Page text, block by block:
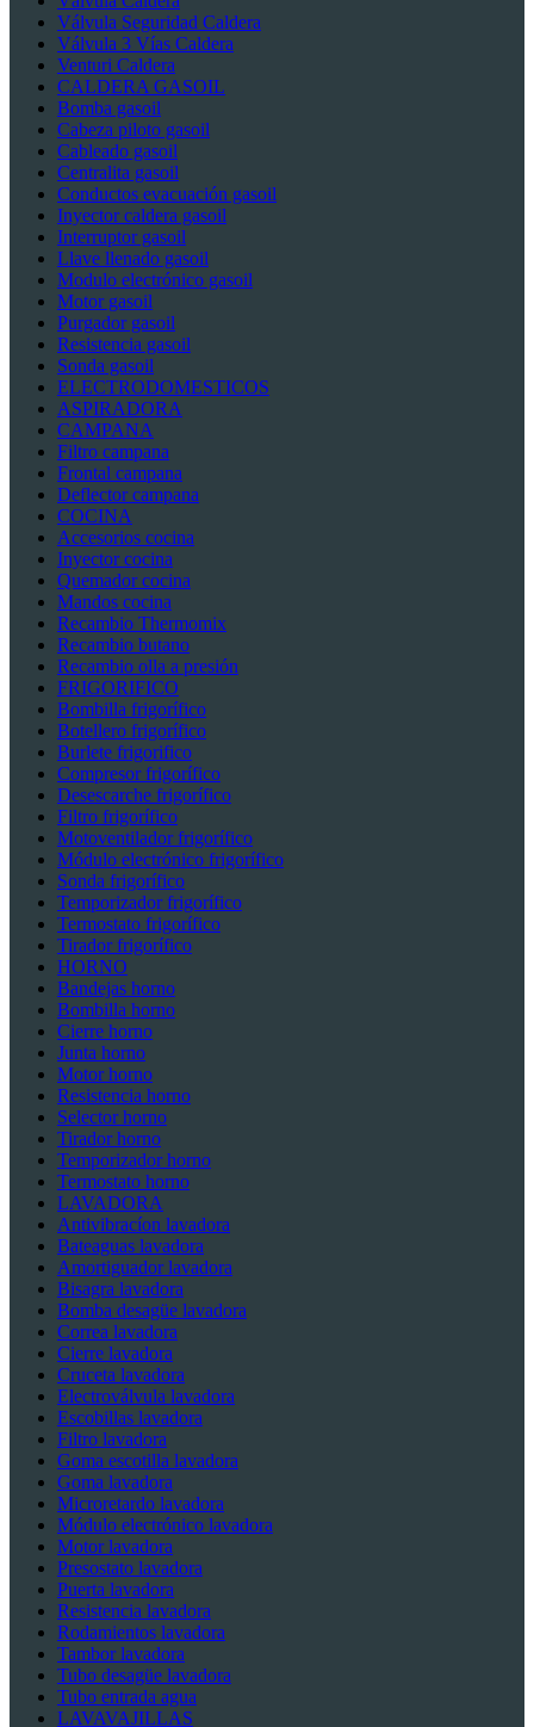
Válvula Seguridad Caldera
Válvula 3 Vías Caldera
Venturi Caldera
CALDERA GASOIL
Bomba gasoil
Cabeza piloto gasoil
Cableado gasoil
Centralita gasoil
Conductos evacuación gasoil
Inyector caldera gasoil
Interruptor gasoil
Llave llenado gasoil
Modulo electrónico gasoil
Motor gasoil
Purgador gasoil
Resistencia gasoil
Sonda gasoil
ELECTRODOMESTICOS
ASPIRADORA
CAMPANA
Filtro campana
Frontal campana
Deflector campana
COCINA
Accesorios cocina
Inyector cocina
Quemador cocina
Mandos cocina
Recambio Thermomix
Recambio butano
Recambio olla a presión
FRIGORIFICO
Bombilla frigorífico
Botellero frigorífico
Burlete frigorifico
Compresor frigorífico
Desescarche frigorífico
Filtro frigorífico
Motoventilador frigorífico
Módulo electrónico frigorífico
Sonda frigorífico
Temporizador frigorífico
Termostato frigorífico
Tirador frigorífico
HORNO
Bandejas horno
Bombilla horno
Cierre horno
Junta horno
Motor horno
Resistencia horno
Selector horno
Tirador horno
Temporizador horno
Termostato horno
LAVADORA
Antivibracíon lavadora
Bateaguas lavadora
Amortiguador lavadora
Bisagra lavadora
Bomba desagüe lavadora
Correa lavadora
Cierre lavadora
Cruceta lavadora
Electroválvula lavadora
Escobillas lavadora
Filtro lavadora
Goma escotilla lavadora
Goma lavadora
Microretardo lavadora
Módulo electrónico lavadora
Motor lavadora
Presostato lavadora
Puerta lavadora
Resistencia lavadora
Rodamientos lavadora
Tambor lavadora
Tubo desagüe lavadora
Tubo entrada agua
LAVAVAJILLAS